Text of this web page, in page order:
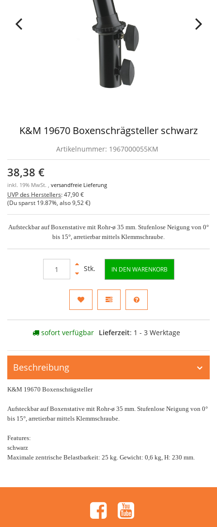
K&M 19670 Boxenschrägsteller schwarz
Artikelnummer: 1967000055KM
38,38 €
inkl. 19% MwSt. , versandfreie Lieferung
UVP des Herstellers:47,90 €
(Du sparst 19.87% , also9,52 €)
Aufsteckbar auf Boxenstative mit Rohr-ø 35 mm. Stufenlose Neigung von 0°
bis 15°, arretierbar mittels Klemmschraube.
Stk. IN DEN WARENKORB
sofort verfügbar Lieferzeit: 1 - 3 Werktage
Beschreibung
K&M 19670 Boxenschrägsteller
Aufsteckbar auf Boxenstative mit Rohr-ø 35 mm. Stufenlose Neigung von 0°
bis 15°, arretierbar mittels Klemmschraube.
Features:
schwarz
Maximale zentrische Belastbarkeit: 25 kg. Gewicht: 0,6 kg, H: 230 mm.